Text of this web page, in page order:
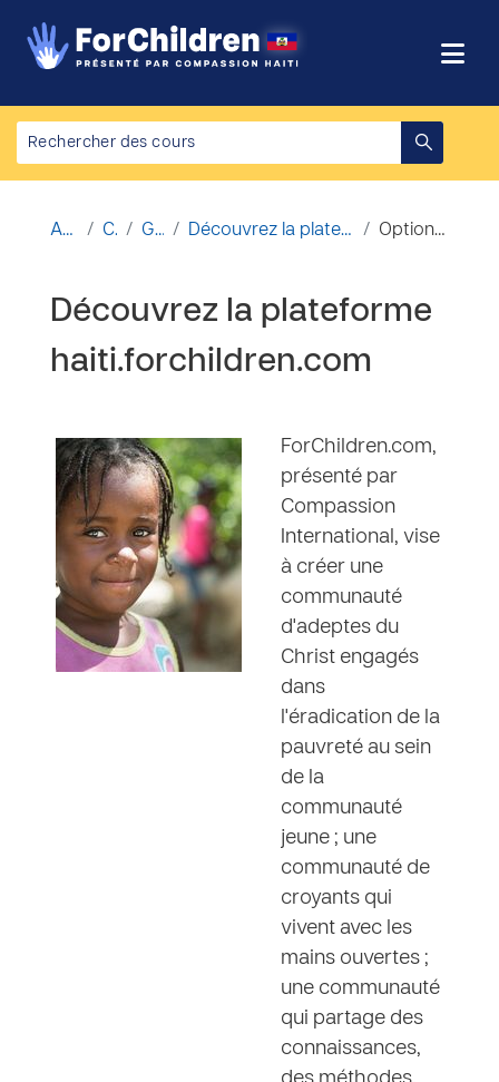
Accueil Cours Général Découvrez la plateforme haiti.forchildren.com Options d’inscription
Découvrez la plateforme
haiti.forchildren.com
ForChildren.com,
présenté par
Compassion
International, vise
à créer une
communauté
d'adeptes du
Christ engagés
dans
l'éradication de la
pauvreté au sein
de la
communauté
jeune ; une
communauté de
croyants qui
vivent avec les
mains ouvertes ;
une communauté
qui partage des
connaissances,